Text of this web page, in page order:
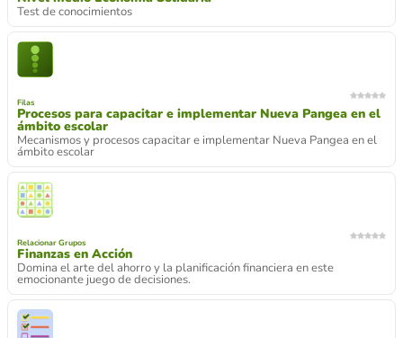
Test de conocimientos
Filas
Procesos para capacitar e implementar Nueva Pangea en el
ámbito escolar
Mecanismos y procesos capacitar e implementar Nueva Pangea en el
ámbito escolar
Relacionar Grupos
Finanzas en Acción
Domina el arte del ahorro y la planificación financiera en este
emocionante juego de decisiones.